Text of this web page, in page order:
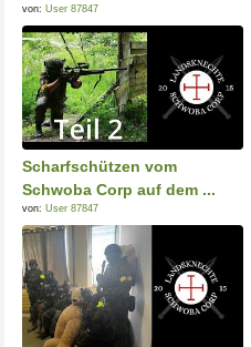
von: User 87847
Scharfschützen vom
Schwoba Corp auf dem ...
von: User 87847